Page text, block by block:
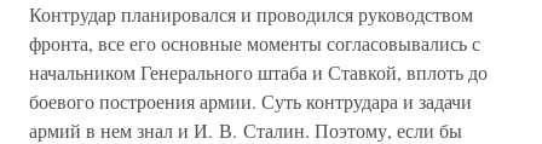
Контрудар планировался и проводился руководством
фронта, все его основные моменты согласовывались с
начальником Генерального штаба и Ставкой, вплоть до
боевого построения армии. Суть контрудара и задачи
армий в нем знал и И. В. Сталин. Поэтому, если бы